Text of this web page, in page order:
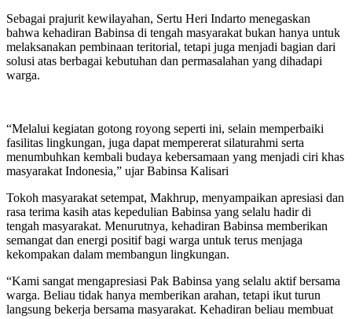
Sebagai prajurit kewilayahan, Sertu Heri Indarto menegaskan
bahwa kehadiran Babinsa di tengah masyarakat bukan hanya untuk
melaksanakan pembinaan teritorial, tetapi juga menjadi bagian dari
solusi atas berbagai kebutuhan dan permasalahan yang dihadapi
warga.
“Melalui kegiatan gotong royong seperti ini, selain memperbaiki
fasilitas lingkungan, juga dapat mempererat silaturahmi serta
menumbuhkan kembali budaya kebersamaan yang menjadi ciri khas
masyarakat Indonesia,” ujar Babinsa Kalisari
Tokoh masyarakat setempat, Makhrup, menyampaikan apresiasi dan
rasa terima kasih atas kepedulian Babinsa yang selalu hadir di
tengah masyarakat. Menurutnya, kehadiran Babinsa memberikan
semangat dan energi positif bagi warga untuk terus menjaga
kekompakan dalam membangun lingkungan.
“Kami sangat mengapresiasi Pak Babinsa yang selalu aktif bersama
warga. Beliau tidak hanya memberikan arahan, tetapi ikut turun
langsung bekerja bersama masyarakat. Kehadiran beliau membuat